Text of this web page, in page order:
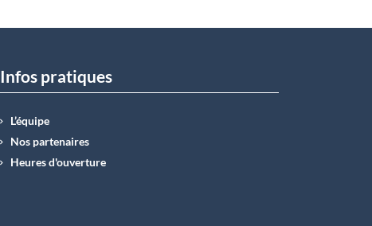
Infos pratiques
L’équipe
Nos partenaires
Heures d'ouverture